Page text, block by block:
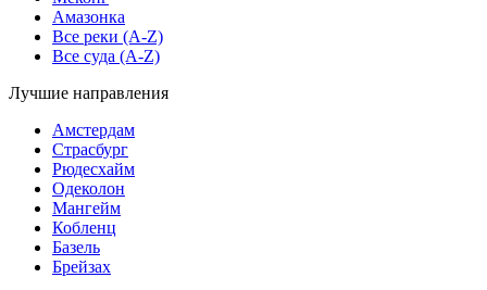
Амазонка
Все реки (A-Z)
Все суда (A-Z)
Лучшие направления
Амстердам
Страсбург
Рюдесхайм
Одеколон
Мангейм
Кобленц
Базель
Брейзах